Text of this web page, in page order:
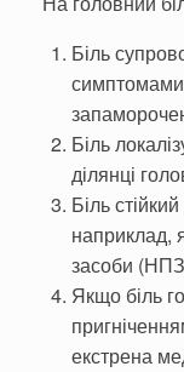
Біль
Біль
ділянці
Біль
наприклад,
засоби
Якщо біль
екстрена